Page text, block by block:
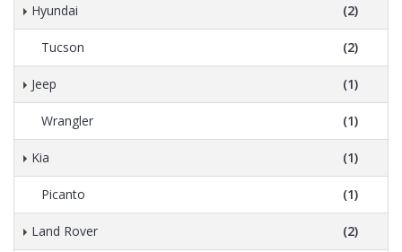
Hyundai (2)
Tucson (2)
Jeep (1)
Wrangler (1)
Kia (1)
Picanto (1)
Land Rover (2)